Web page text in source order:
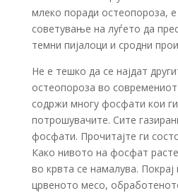
млеко поради остеопороза,
советување на луѓето да
темни пијалоци и сродни
Не е тешко да се најдат
остеопороза во
содржи многу фосфати кои
потрошувачите. Сите
фосфати. Прочитајте ги
Како нивото на фосфат
во крвта се намалува. Покрај
црвеното месо,